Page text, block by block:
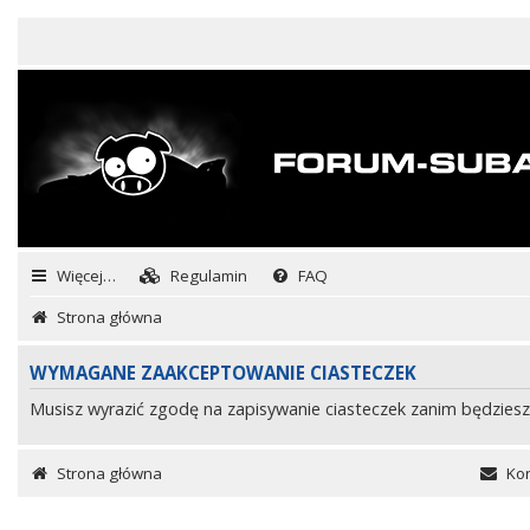
Więcej… Regulamin
FAQ
Strona główna
WYMAGANE ZAAKCEPTOWANIE CIASTECZEK
Musisz wyrazić zgodę na zapisywanie ciasteczek zanim
Strona główna